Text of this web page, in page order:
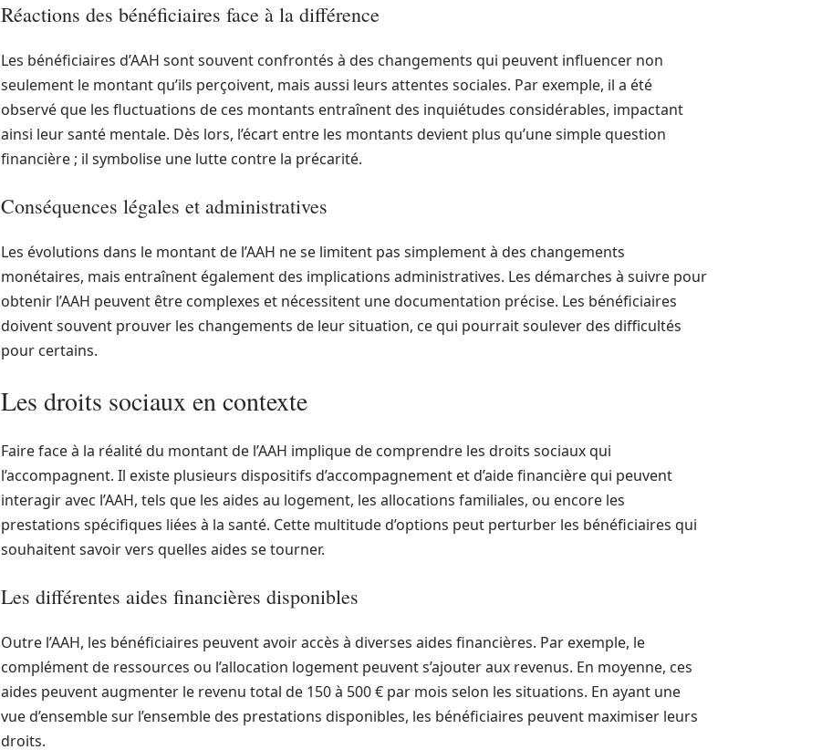
Réactions des bénéficiaires face à la différence
Les bénéficiaires d’AAH sont souvent confrontés à des changements qui peuvent influencer non
seulement le montant qu’ils perçoivent, mais aussi leurs attentes sociales. Par exemple, il a été
observé que les fluctuations de ces montants entraînent des inquiétudes considérables, impactant
ainsi leur santé mentale. Dès lors, l’écart entre les montants devient plus qu’une simple question
financière ; il symbolise une lutte contre la précarité.
Conséquences légales et administratives
Les évolutions dans le montant de l’AAH ne se limitent pas simplement à des changements
monétaires, mais entraînent également des implications administratives. Les démarches à suivre pour
obtenir l’AAH peuvent être complexes et nécessitent une documentation précise. Les bénéficiaires
doivent souvent prouver les changements de leur situation, ce qui pourrait soulever des difficultés
pour certains.
Les droits sociaux en contexte
Faire face à la réalité du montant de l’AAH implique de comprendre les droits sociaux qui
l’accompagnent. Il existe plusieurs dispositifs d’accompagnement et d’aide financière qui peuvent
interagir avec l’AAH, tels que les aides au logement, les allocations familiales, ou encore les
prestations spécifiques liées à la santé. Cette multitude d’options peut perturber les bénéficiaires qui
souhaitent savoir vers quelles aides se tourner.
Les différentes aides financières disponibles
Outre l’AAH, les bénéficiaires peuvent avoir accès à diverses aides financières. Par exemple, le
complément de ressources ou l’allocation logement peuvent s’ajouter aux revenus. En moyenne, ces
aides peuvent augmenter le revenu total de 150 à 500 € par mois selon les situations. En ayant une
vue d’ensemble sur l’ensemble des prestations disponibles, les bénéficiaires peuvent maximiser leurs
droits.